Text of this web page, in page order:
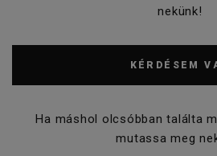
nekünk!
KÉRDÉSEM
Ha máshol olcsóbban találta
mutassa meg